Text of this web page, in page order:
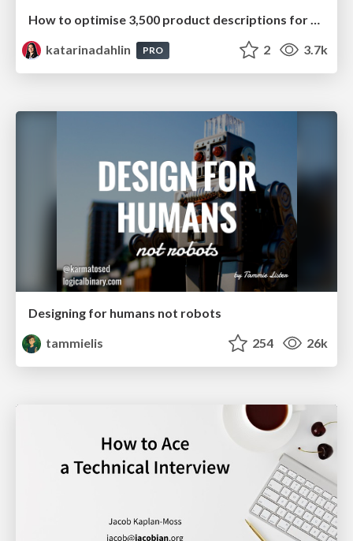
How to optimise 3,500 product descriptions for ecommerce in one day using ChatGPT
katarinadahlin
PRO 2 3.7k
Designing for humans not robots
tammielis
254 26k